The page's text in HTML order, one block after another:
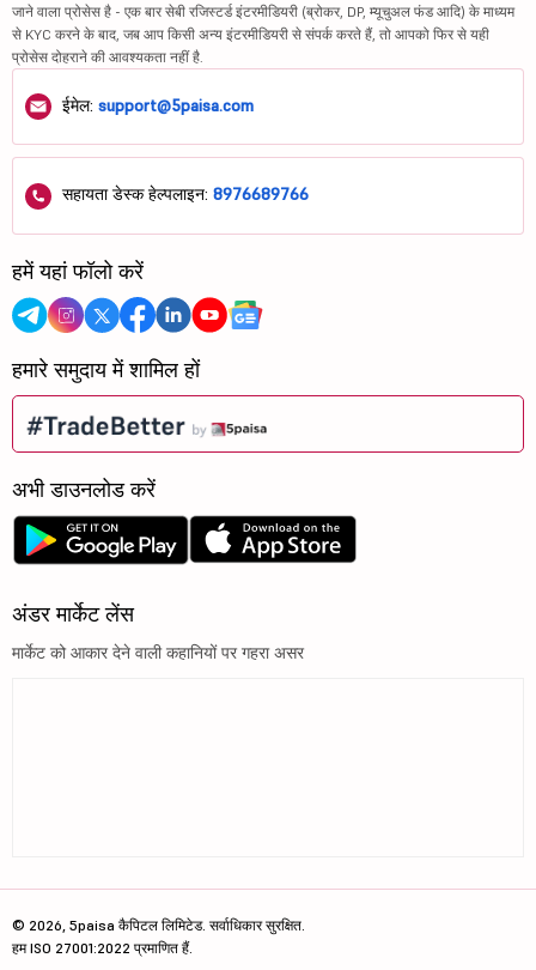
जाने वाला प्रोसेस है - एक बार सेबी रजिस्टर्ड इंटरमीडियरी (ब्रोकर, DP, म्यूचुअल फंड आदि) के माध्यम
से KYC करने के बाद, जब आप किसी अन्य इंटरमीडियरी से संपर्क करते हैं, तो आपको फिर से यही
प्रोसेस दोहराने की आवश्यकता नहीं है.
ईमेल: support@5paisa.com
सहायता डेस्क हेल्पलाइन: 8976689766
हमें यहां फॉलो करें
हमारे समुदाय में शामिल हों
अभी डाउनलोड करें
अंडर मार्केट लेंस
मार्केट को आकार देने वाली कहानियों पर गहरा असर
© 2026, 5paisa कैपिटल लिमिटेड. सर्वाधिकार सुरक्षित.
हम ISO 27001:2022 प्रमाणित हैं.